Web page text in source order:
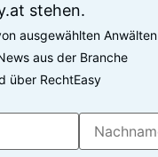
stehen.
ausgewählten Anwälten
aus der Branche
über RechtEasy